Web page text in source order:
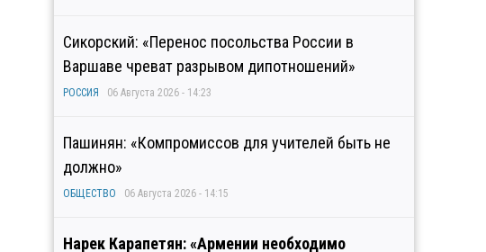
Сикорский: «Перенос посольства России в
Варшаве чреват разрывом дипотношений»
РОССИЯ 06 Августа 2026 - 14:23
Пашинян: «Компромиссов для учителей быть не
должно»
ОБЩЕСТВО 06 Августа 2026 - 14:15
Нарек Карапетян: «Армении необходимо